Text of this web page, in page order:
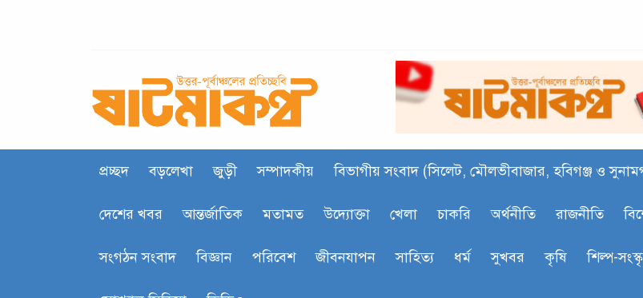
প্রচ্ছদ বড়লেখা জুড়ী সম্পাদকীয় বিভাগীয় সংবাদ (সিলেট, মৌলভীবাজার, হবিগঞ্জ ও
দেশের খবর আন্তর্জাতিক মতামত উদ্যোক্তা খেলা চাকরি অর্থনীতি রাজনীতি
সংগঠন সংবাদ বিজ্ঞান পরিবেশ জীবনযাপন সাহিত‍্য ধর্ম সুখবর কৃষি শিল্প-